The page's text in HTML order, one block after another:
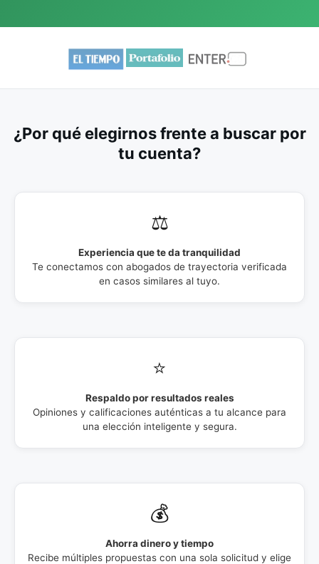
¿Por qué elegirnos frente a buscar por
tu cuenta?
⚖️
Experiencia que te da tranquilidad
Te conectamos con abogados de trayectoria verificada
en casos similares al tuyo.
⭐
Respaldo por resultados reales
Opiniones y calificaciones auténticas a tu alcance para
una elección inteligente y segura.
💰
Ahorra dinero y tiempo
Recibe múltiples propuestas con una sola solicitud y elige